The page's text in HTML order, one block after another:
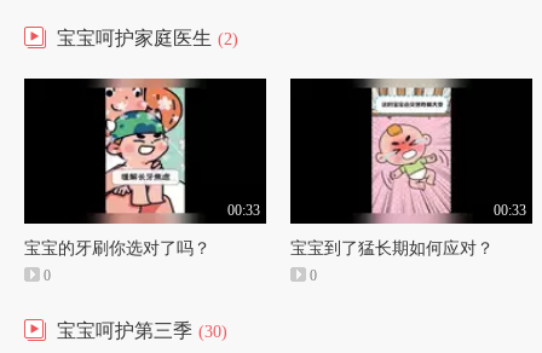
宝宝呵护家庭医生 (2)
00:33
宝宝的牙刷你选对了吗？
0
00:33
宝宝到了猛长期如何应对？
0
宝宝呵护第三季 (30)